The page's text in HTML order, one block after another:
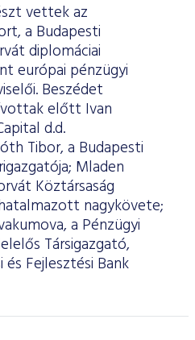
vettek az
a Budapesti
diplomáciai
európai pénzügyi
Beszédet
előtt Ivan
d.d.
Tibor, a Budapesti
Mladen
Köztársaság
nagykövete;
a Pénzügyi
Társigazgató,
Fejlesztési Bank